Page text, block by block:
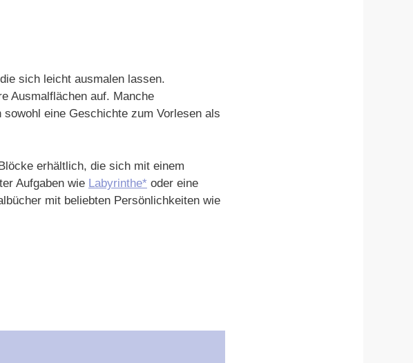
sich leicht ausmalen lassen.
Ausmalflächen auf. Manche
sowohl eine Geschichte zum Vorlesen als
erhältlich, die sich mit einem
Aufgaben wie Labyrinthe* oder eine
mit beliebten Persönlichkeiten wie